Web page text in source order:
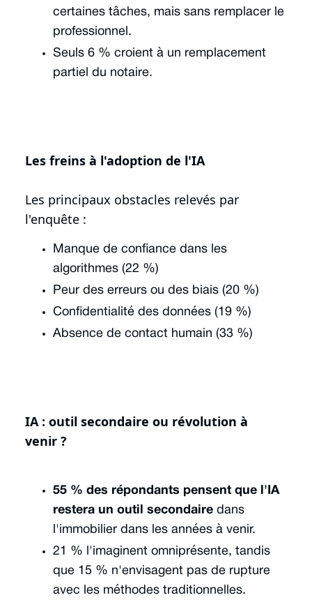
certaines tâches, mais sans remplacer le
professionnel.
Seuls 6 % croient à un remplacement
partiel du notaire.
Les freins à l'adoption de l'IA
Les principaux obstacles relevés par
l'enquête :
Manque de confiance dans les
algorithmes (22 %)
Peur des erreurs ou des biais (20 %)
Confidentialité des données (19 %)
Absence de contact humain (33 %)
IA : outil secondaire ou révolution à
venir ?
55 % des répondants pensent que l'IA
restera un outil secondaire dans
l'immobilier dans les années à venir.
21 % l'imaginent omniprésente, tandis
que 15 % n'envisagent pas de rupture
avec les méthodes traditionnelles.